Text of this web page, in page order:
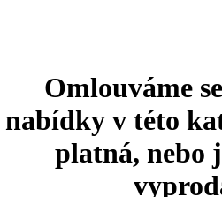
Omlouváme
nabídky v této
platná, nebo